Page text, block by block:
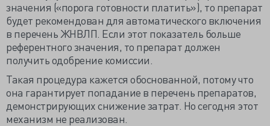
значения («порога готовности платить»), то препарат
будет рекомендован для автоматического включения
в перечень ЖНВЛП. Если этот показатель больше
референтного значения, то препарат должен
получить одобрение комиссии.
Такая процедура кажется обоснованной, потому что
она гарантирует попадание в перечень препаратов,
демонстрирующих снижение затрат. Но сегодня этот
механизм не реализован.